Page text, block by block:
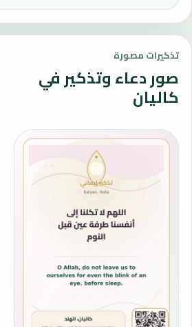
تذكيرات مصورة
صور دعاء وتذكير في
كاليان